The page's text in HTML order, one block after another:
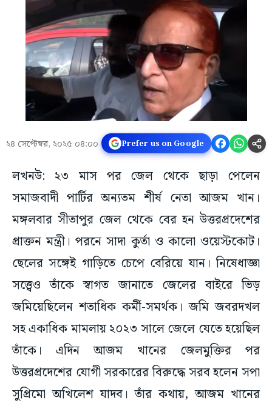
২৪ সেপ্টেম্বর, ২০২৫ ০৪:০০ Prefer us on Google
লখনউ: ২৩ মাস পর জেল থেকে ছাড়া পেলেন
সমাজবাদী পার্টির অন্যতম শীর্ষ নেতা আজম খান।
মঙ্গলবার সীতাপুর জেল থেকে বের হন উত্তরপ্রদেশের
প্রাক্তন মন্ত্রী। পরনে সাদা কুর্তা ও কালো ওয়েস্টকোট।
ছেলের সঙ্গেই গাড়িতে চেপে বেরিয়ে যান। নিষেধাজ্ঞা
সত্ত্বেও তাঁকে স্বাগত জানাতে জেলের বাইরে ভিড়
জমিয়েছিলেন শতাধিক কর্মী-সমর্থক। জমি জবরদখল
সহ একাধিক মামলায় ২০২৩ সালে জেলে যেতে হয়েছিল
তাঁকে। এদিন আজম খানের জেলমুক্তির পর
উত্তরপ্রদেশের যোগী সরকারের বিরুদ্ধে সরব হলেন সপা
সুপ্রিমো অখিলেশ যাদব। তাঁর কথায়, আজম খানের